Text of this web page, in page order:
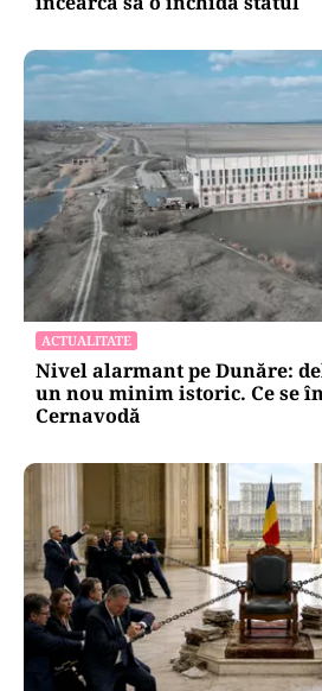
ACTUALITATE
Nivel alarmant pe Dunăre:
un nou minim istoric. Ce se
Cernavodă